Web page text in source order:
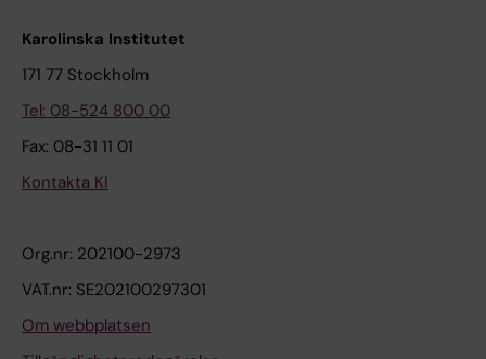
Karolinska Institutet
171 77 Stockholm
Tel: 08-524 800 00
Fax: 08-31 11 01
Kontakta KI
Org.nr: 202100-2973
VAT.nr: SE202100297301
Om webbplatsen